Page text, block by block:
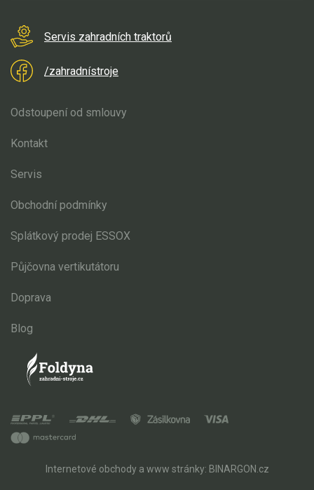
Servis zahradních traktorů
/zahradnístroje
Odstoupení od smlouvy
Kontakt
Servis
Obchodní podmínky
Splátkový prodej ESSOX
Půjčovna vertikutátoru
Doprava
Blog
Internetové obchodya www stránky: BINARGON.cz